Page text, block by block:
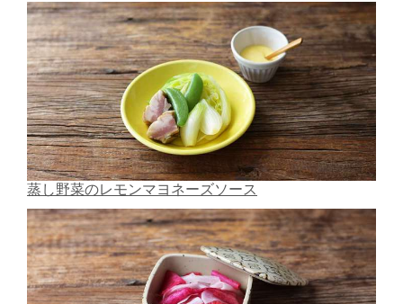
蒸し野菜のレモンマヨネーズソース